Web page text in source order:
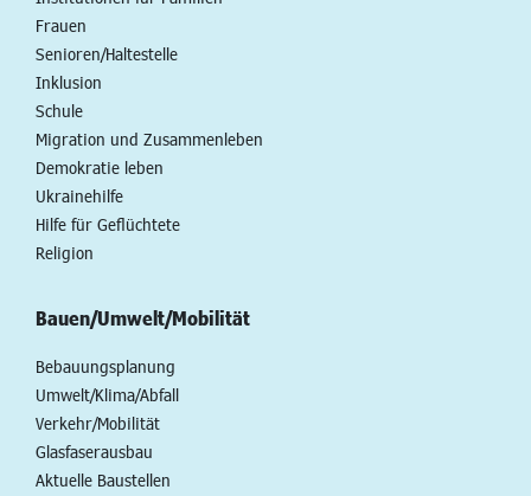
Frauen
Senioren/Haltestelle
Inklusion
Schule
Migration und Zusammenleben
Demokratie leben
Ukrainehilfe
Hilfe für Geflüchtete
Religion
Bauen/Umwelt/Mobilität
Bebauungsplanung
Umwelt/Klima/Abfall
Verkehr/Mobilität
Glasfaserausbau
Aktuelle Baustellen